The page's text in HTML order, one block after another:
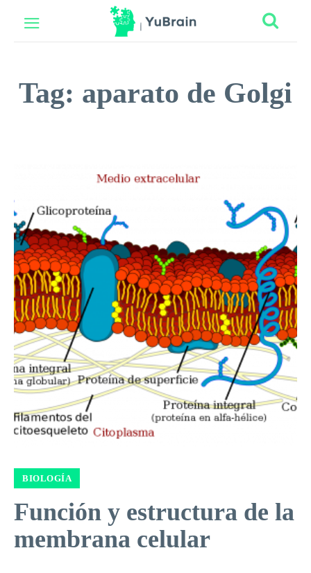
Tag: aparato de Golgi
BIOLOGÍA
Función y estructura de la
membrana celular